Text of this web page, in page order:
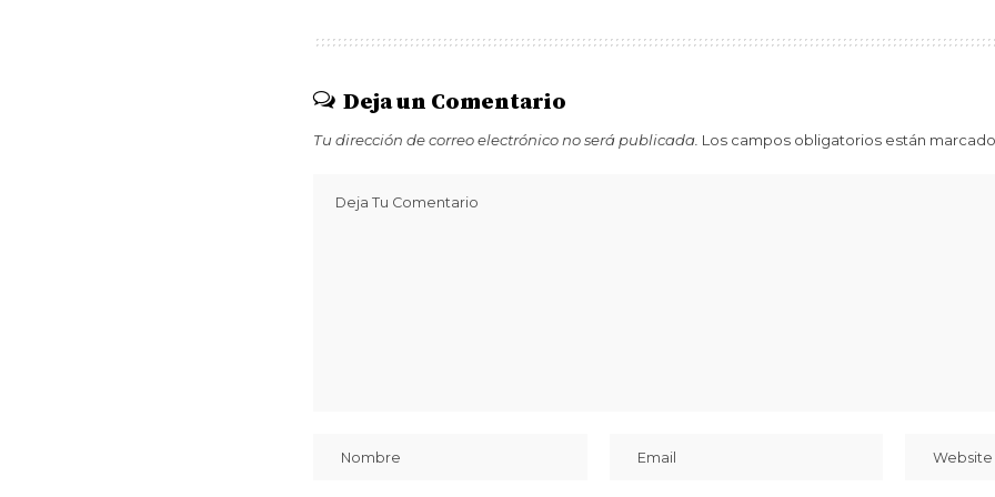
Deja un Comentario
Tu dirección de correo electrónico no será publicada. Los campos obligatorios están